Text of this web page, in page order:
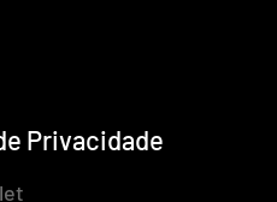
Privacidade